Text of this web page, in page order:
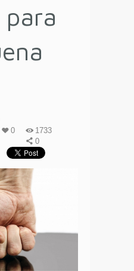
0
1733
0